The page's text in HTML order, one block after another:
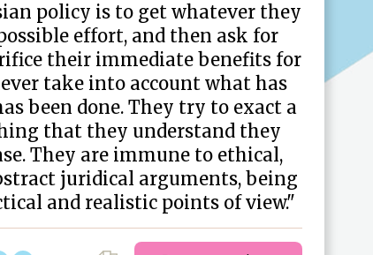
policy is to get whatever they
effort, and then ask for
their immediate benefits for
take into account what has
been done. They try to exact a
that they understand they
They are immune to ethical,
juridical arguments, being
and realistic points of view."